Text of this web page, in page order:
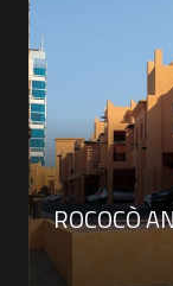
ROCOCÒ